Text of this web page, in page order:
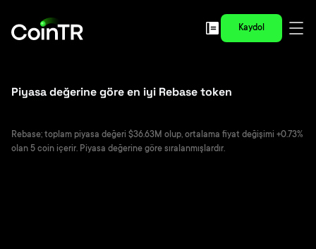
Kaydol
Piyasa değerine göre en iyi Rebase token
Rebase; toplam piyasa değeri $36.63M olup, ortalama fiyat değişimi +0.73%
olan 5 coin içerir. Piyasa değerine göre sıralanmışlardır.